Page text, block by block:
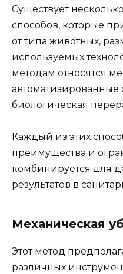
Существует
способов, которые
от типа животных,
используемых
методам относятся
автоматизированные
биологическая
Каждый из этих
преимущества и
комбинируется для
результатов в
Механическая
Этот метод
различных